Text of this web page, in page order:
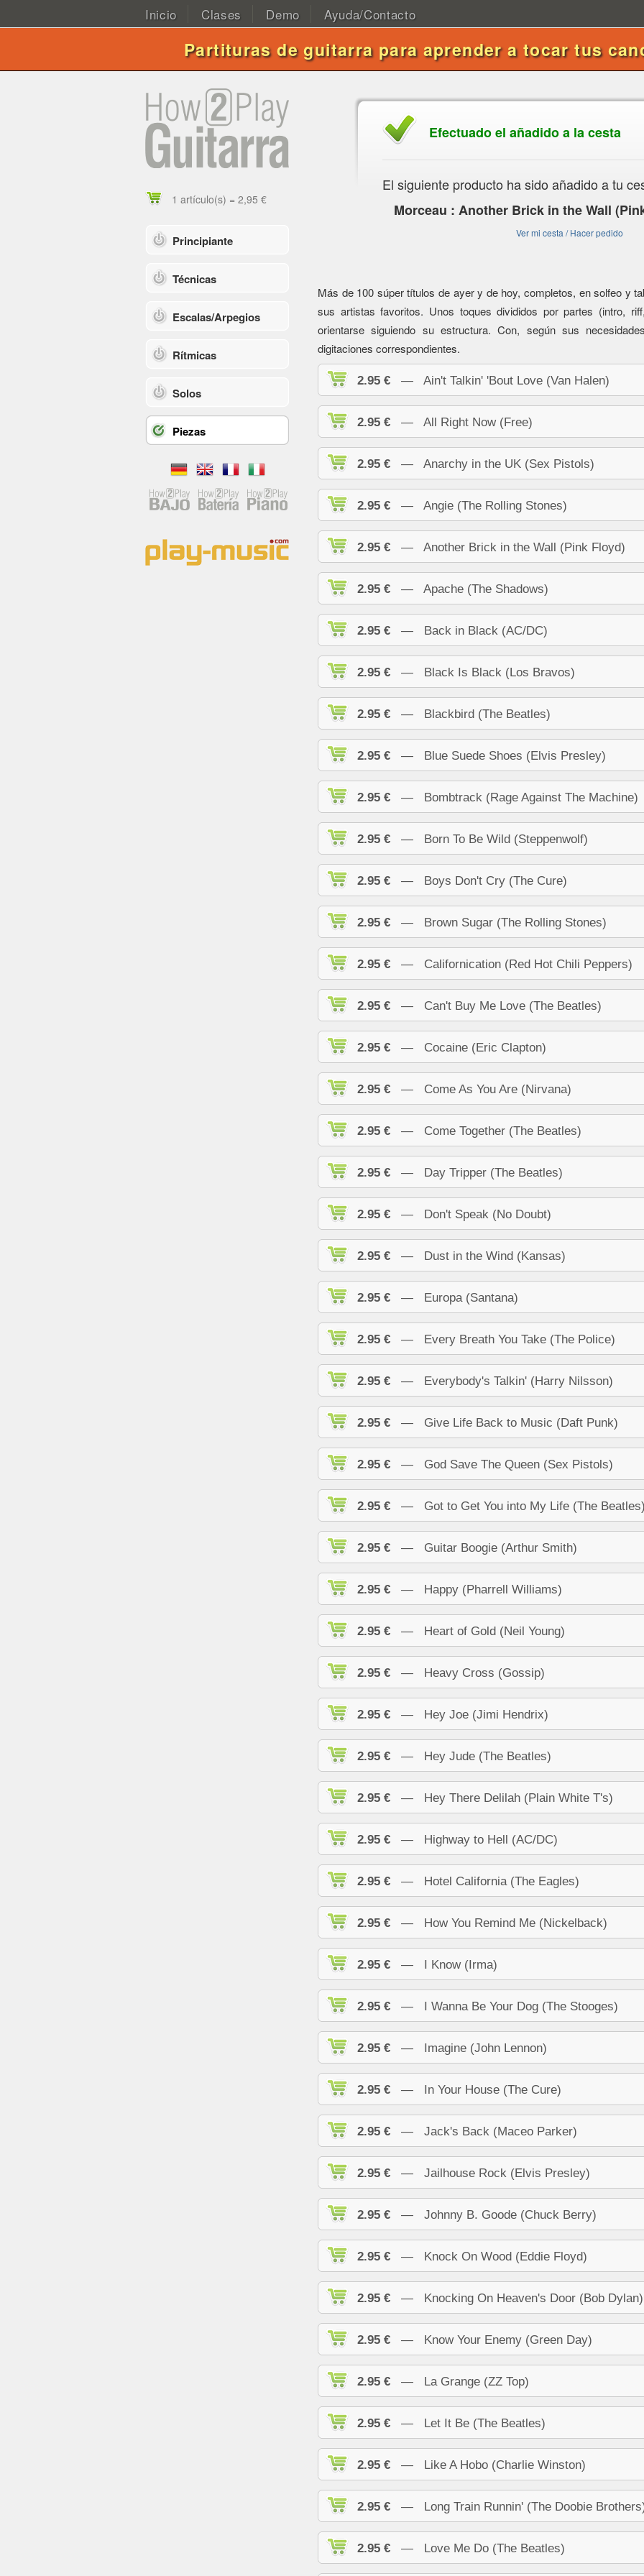
Inicio Clases Demo Ayuda/Contacto
Partituras de guitarra para aprender a tocar tus
1 artículo(s) = 2,95 €
Principiante
Técnicas
Escalas/Arpegios
Rítmicas
Solos
Piezas
Efectuado el añadido a la cesta
El siguiente producto ha sido añadido a tu
Morceau : Another Brick in the Wall
Ver mi cesta / Hacer pedido
Más de 100 súper títulos de ayer y de hoy, completos, en solfeo y
sus artistas favoritos. Unos toques divididos por partes (intro,
orientarse siguiendo su estructura. Con, según sus
digitaciones correspondientes.
2.95 € — Ain't Talkin' 'Bout Love (Van Halen)
2.95 € — All Right Now (Free)
2.95 € — Anarchy in the UK (Sex Pistols)
2.95 € — Angie (The Rolling Stones)
2.95 € — Another Brick in the Wall (Pink Floyd)
2.95 € — Apache (The Shadows)
2.95 € — Back in Black (AC/DC)
2.95 € — Black Is Black (Los Bravos)
2.95 € — Blackbird (The Beatles)
2.95 € — Blue Suede Shoes (Elvis Presley)
2.95 € — Bombtrack (Rage Against The Machine)
2.95 € — Born To Be Wild (Steppenwolf)
2.95 € — Boys Don't Cry (The Cure)
2.95 € — Brown Sugar (The Rolling Stones)
2.95 € — Californication (Red Hot Chili Peppers)
2.95 € — Can't Buy Me Love (The Beatles)
2.95 € — Cocaine (Eric Clapton)
2.95 € — Come As You Are (Nirvana)
2.95 € — Come Together (The Beatles)
2.95 € — Day Tripper (The Beatles)
2.95 € — Don't Speak (No Doubt)
2.95 € — Dust in the Wind (Kansas)
2.95 € — Europa (Santana)
2.95 € — Every Breath You Take (The Police)
2.95 € — Everybody's Talkin' (Harry Nilsson)
2.95 € — Give Life Back to Music (Daft Punk)
2.95 € — God Save The Queen (Sex Pistols)
2.95 € — Got to Get You into My Life (The
2.95 € — Guitar Boogie (Arthur Smith)
2.95 € — Happy (Pharrell Williams)
2.95 € — Heart of Gold (Neil Young)
2.95 € — Heavy Cross (Gossip)
2.95 € — Hey Joe (Jimi Hendrix)
2.95 € — Hey Jude (The Beatles)
2.95 € — Hey There Delilah (Plain White T's)
2.95 € — Highway to Hell (AC/DC)
2.95 € — Hotel California (The Eagles)
2.95 € — How You Remind Me (Nickelback)
2.95 € — I Know (Irma)
2.95 € — I Wanna Be Your Dog (The Stooges)
2.95 € — Imagine (John Lennon)
2.95 € — In Your House (The Cure)
2.95 € — Jack's Back (Maceo Parker)
2.95 € — Jailhouse Rock (Elvis Presley)
2.95 € — Johnny B. Goode (Chuck Berry)
2.95 € — Knock On Wood (Eddie Floyd)
2.95 € — Knocking On Heaven's Door (Bob Dylan)
2.95 € — Know Your Enemy (Green Day)
2.95 € — La Grange (ZZ Top)
2.95 € — Let It Be (The Beatles)
2.95 € — Like A Hobo (Charlie Winston)
2.95 € — Long Train Runnin' (The Doobie
2.95 € — Love Me Do (The Beatles)